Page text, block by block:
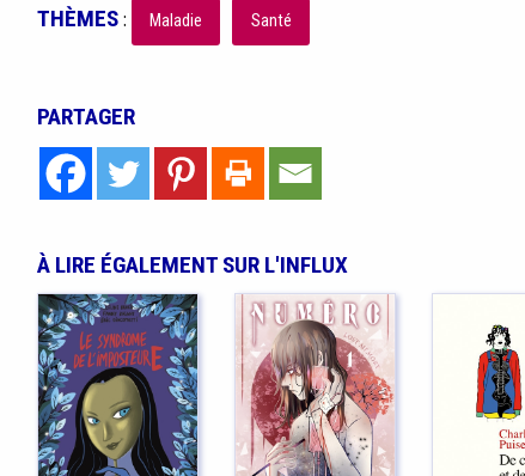
THÈMES: Maladie Santé
PARTAGER
À LIRE ÉGALEMENT SUR L'INFLUX